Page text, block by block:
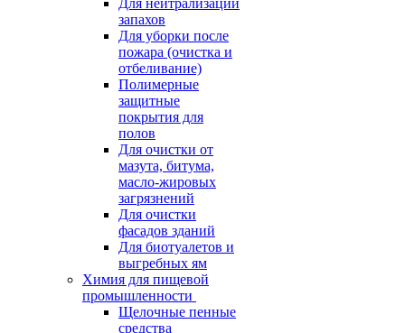
Для нейтрализации
запахов
Для уборки после
пожара (очистка и
отбеливание)
Полимерные
защитные
покрытия для
полов
Для очистки от
мазута, битума,
масло-жировых
загрязнений
Для очистки
фасадов зданий
Для биотуалетов и
выгребных ям
Химия для пищевой
промышленности
Щелочные пенные
средства